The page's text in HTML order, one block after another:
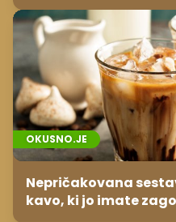
OKUSNO.JE
Nepričakovana
kavo, ki jo imate